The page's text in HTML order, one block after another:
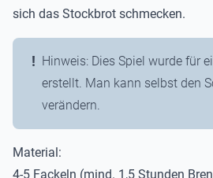
sich das Stockbrot schmecken.
Hinweis: Dies Spiel wurde für
erstellt. Man kann selbst den
verändern.
Material:
4-5 Fackeln (mind. 1,5 Stunden